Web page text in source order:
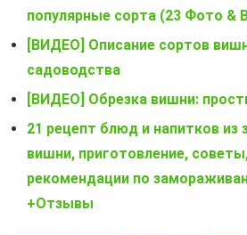
популярные сорта (23 Фото &
[ВИДЕО] Описание сортов
садоводства
[ВИДЕО] Обрезка вишни:
21 рецепт блюд и напитков из
вишни, приготовление,
рекомендации по
+Отзывы